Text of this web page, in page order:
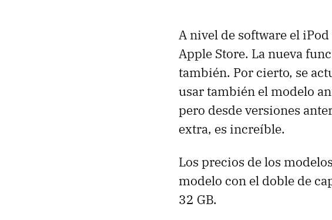
A nivel de software el
Apple Store. La nueva
también. Por cierto, se
usar también el modelo
pero desde versiones
extra, es increíble.
Los precios de los
modelo con el doble de
32 GB.